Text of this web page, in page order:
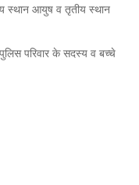
स्थान आयुष व तृतीय स्थान
पुलिस परिवार के सदस्य व बच्चे